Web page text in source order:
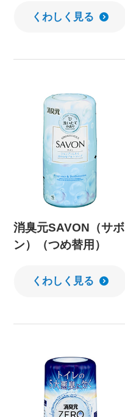
くわしく見る
消臭元SAVON（サボ
ン）（つめ替用）
くわしく見る